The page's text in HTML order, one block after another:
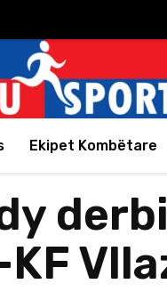
Ekipet Kombëtare